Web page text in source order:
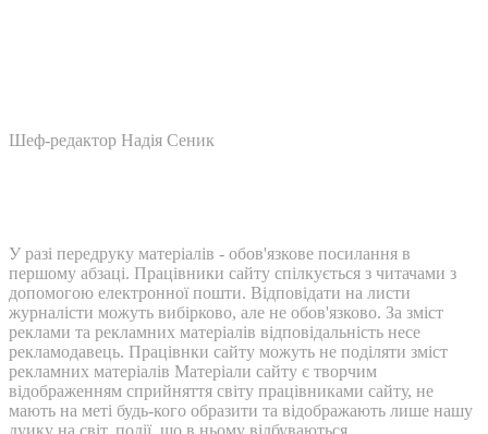
Шеф-редактор Надія Сеник
У разі передруку матеріалів - обов'язкове посилання в
першому абзаці. Працівники сайту спілкується з читачами з
допомогою електронної пошти. Відповідати на листи
журналісти можуть вибірково, але не обов'язково. За зміст
реклами та рекламних матеріалів відповідальність несе
рекламодавець. Працівнки сайту можуть не поділяти зміст
рекламних матеріалів Матеріали сайту є творчим
відображенням сприйняття світу працівниками сайту, не
мають на меті будь-кого образити та відображають лише нашу
дуику на світ, події, що в ньому відбуваються.